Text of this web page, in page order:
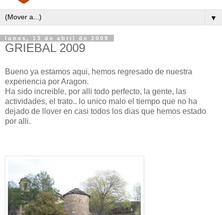
▼
lunes, 13 de abril de 2009
GRIEBAL 2009
Bueno ya estamos aqui, hemos regresado de nuestra
experiencia por Aragon.
Ha sido increible, por alli todo perfecto, la gente, las
actividades, el trato.. lo unico malo el tiempo que no ha
dejado de llover en casi todos los dias que hemos estado
por alli.